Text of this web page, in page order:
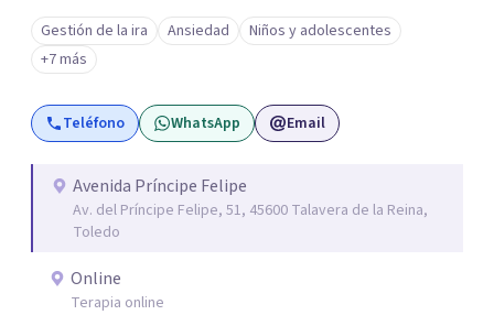
el trastorno obsesivo-compulsivo (TOC). Mi enfoque
terapéutico se adapta a tus necesidades específicas,
utilizando herramientas y técnicas que te ayuden a
comprender y transformar aquello que te preocupa. Creo
firmemente que el bienestar emocional es un derecho y,
control sobre tu vida y tus emociones. Mi misión es que te
sientas escuchado/a, comprendido/a y empoderado/a
para enfrentar tus problemas y lograr un cambio positivo
y duradero. Si estás listo/a para comenzar este viaje hacia
una mejor versión de ti mismo/a, estaré encantada de
Gestión de la ira Ansiedad
Niños y adolescentes
+7 más
Teléfono WhatsApp Email
Avenida Príncipe Felipe
Av. del Príncipe Felipe, 51, 45600 Talavera de la Reina,
Toledo
Online
Terapia online